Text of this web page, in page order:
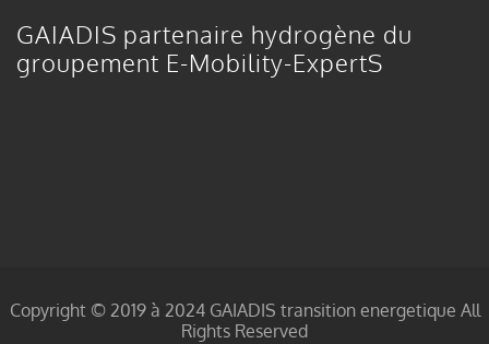
GAIADIS partenaire hydrogène du
groupement E-Mobility-ExpertS
Copyright © 2019 à 2024 GAIADIS transition energetique All
Rights Reserved